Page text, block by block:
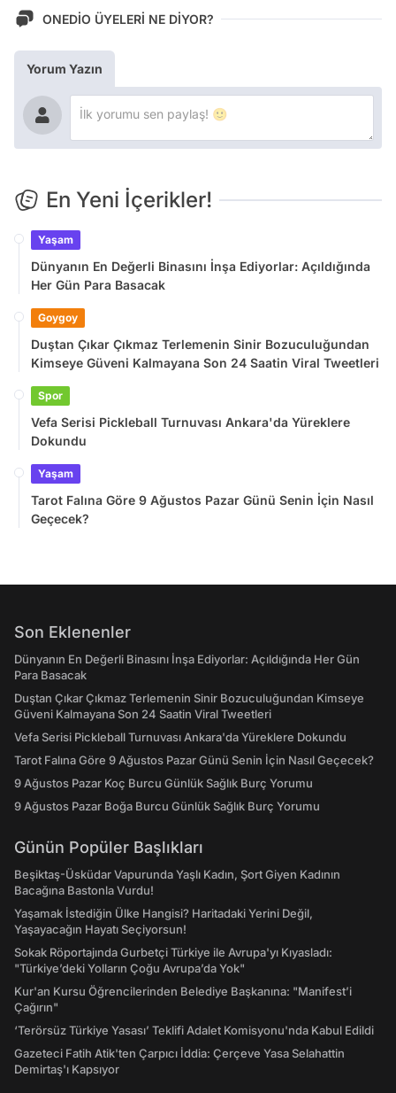
ONEDİO ÜYELERİ NE DİYOR?
Yorum Yazın
En Yeni İçerikler!
Yaşam
Dünyanın En Değerli Binasını İnşa Ediyorlar: Açıldığında
Her Gün Para Basacak
Goygoy
Duştan Çıkar Çıkmaz Terlemenin Sinir Bozuculuğundan
Kimseye Güveni Kalmayana Son 24 Saatin Viral Tweetleri
Spor
Vefa Serisi Pickleball Turnuvası Ankara'da Yüreklere
Dokundu
Yaşam
Tarot Falına Göre 9 Ağustos Pazar Günü Senin İçin Nasıl
Geçecek?
Son Eklenenler
Dünyanın En Değerli Binasını İnşa Ediyorlar: Açıldığında Her Gün
Para Basacak
Duştan Çıkar Çıkmaz Terlemenin Sinir Bozuculuğundan Kimseye
Güveni Kalmayana Son 24 Saatin Viral Tweetleri
Vefa Serisi Pickleball Turnuvası Ankara'da Yüreklere Dokundu
Tarot Falına Göre 9 Ağustos Pazar Günü Senin İçin Nasıl Geçecek?
9 Ağustos Pazar Koç Burcu Günlük Sağlık Burç Yorumu
9 Ağustos Pazar Boğa Burcu Günlük Sağlık Burç Yorumu
Günün Popüler Başlıkları
Beşiktaş-Üsküdar Vapurunda Yaşlı Kadın, Şort Giyen Kadının
Bacağına Bastonla Vurdu!
Yaşamak İstediğin Ülke Hangisi? Haritadaki Yerini Değil,
Yaşayacağın Hayatı Seçiyorsun!
Sokak Röportajında Gurbetçi Türkiye ile Avrupa'yı Kıyasladı:
"Türkiye’deki Yolların Çoğu Avrupa’da Yok"
Kur'an Kursu Öğrencilerinden Belediye Başkanına: "Manifest’i
Çağırın"
‘Terörsüz Türkiye Yasası’ Teklifi Adalet Komisyonu'nda Kabul Edildi
Gazeteci Fatih Atik'ten Çarpıcı İddia: Çerçeve Yasa Selahattin
Demirtaş'ı Kapsıyor